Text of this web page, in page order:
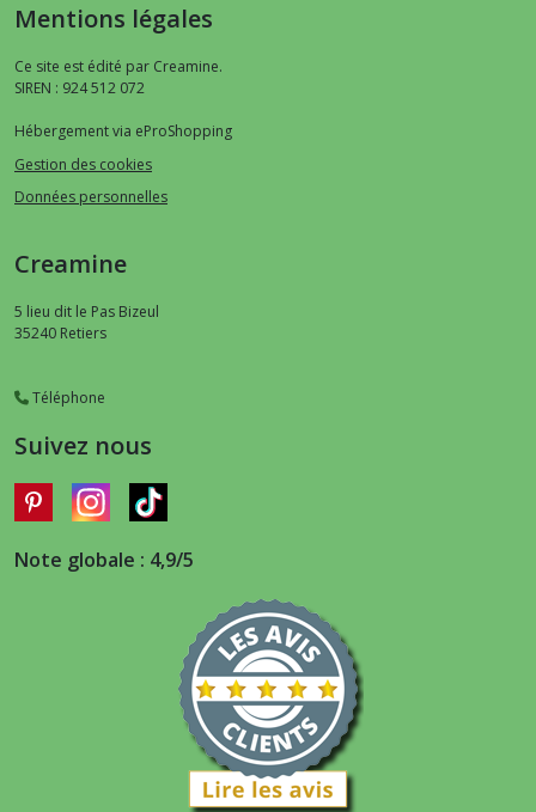
Mentions légales
Ce site est édité par Creamine.
SIREN : 924 512 072
Hébergement via eProShopping
Gestion des cookies
Données personnelles
Creamine
5 lieu dit le Pas Bizeul
35240 Retiers
Téléphone
Suivez nous
Note globale : 4,9/5